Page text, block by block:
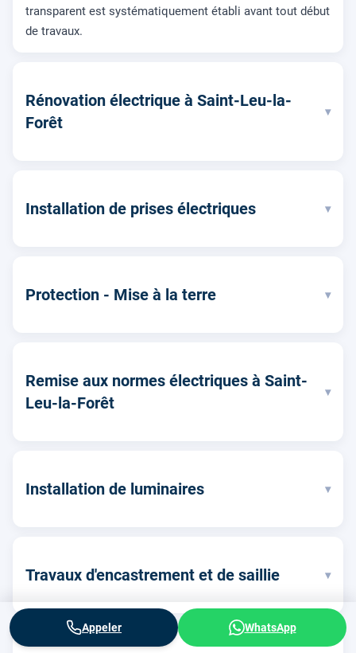
transparent est systématiquement établi avant tout début
de travaux.
Rénovation électrique à Saint-Leu-la-
Forêt
▾
Installation de prises électriques ▾
Protection - Mise à la terre ▾
Remise aux normes électriques à Saint-
Leu-la-Forêt
▾
Installation de luminaires ▾
Travaux d'encastrement et de saillie ▾
Appeler WhatsApp